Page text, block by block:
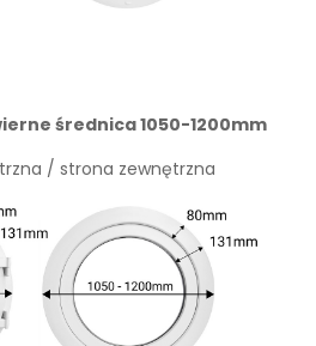
średnica 1050-1200mm
/ strona zewnętrzna